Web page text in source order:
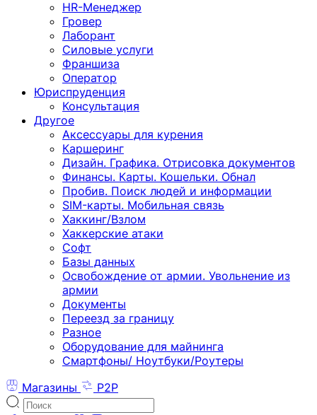
HR-Менеджер
Гровер
Лаборант
Силовые услуги
Франшиза
Оператор
Юриспруденция
Консультация
Другoе
Аксессуары для курения
Каршеринг
Дизайн. Графика. Отрисовка документов
Финансы. Карты. Кошельки. Обнал
Пробив. Поиск людей и информации
SIM-карты. Мобильная связь
Хаккинг/Взлом
Хаккерские атаки
Софт
Базы данных
Освобождение от армии. Увольнение из
армии
Документы
Переезд за границу
Разное
Оборудование для майнинга
Смартфоны/ Ноутбуки/Роутеры
Магазины
P2P